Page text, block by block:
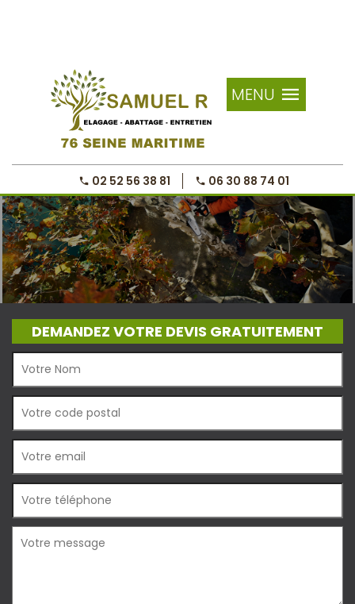
MENU
02 52 56 38 81 06 30 88 74 01
DEMANDEZ VOTRE DEVIS GRATUITEMENT